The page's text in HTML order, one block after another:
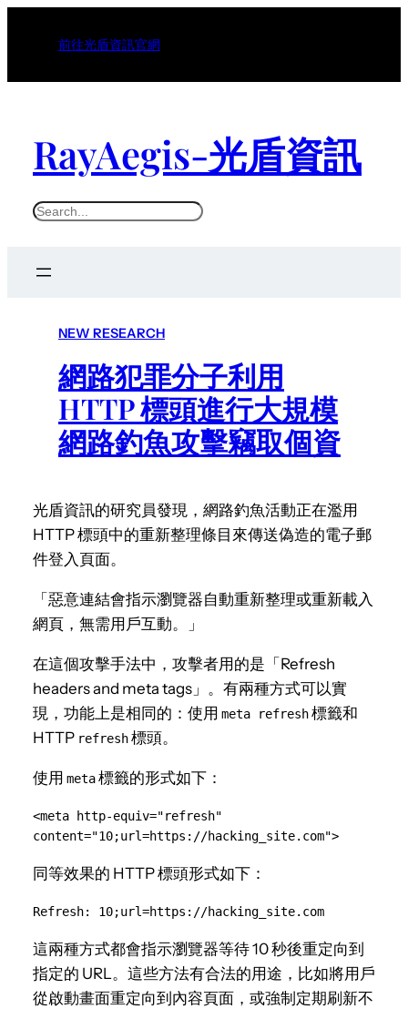
前往光盾資訊官網
RayAegis-光盾資訊
S
NEW RESEARCH
網路犯罪分子利用
HTTP 標頭進行大規模
網路釣魚攻擊竊取個資
光盾資訊的研究員發現，網路釣魚活動正在濫用
HTTP 標頭中的重新整理條目來傳送偽造的電子郵
件登入頁面。
「惡意連結會指示瀏覽器自動重新整理或重新載入
網頁，無需用戶互動。」
在這個攻擊手法中，攻擊者用的是「Refresh
headers and meta tags」。有兩種方式可以實
現，功能上是相同的：使用 meta refresh標籤和
HTTP refresh標頭。
使用 meta標籤的形式如下：
<meta http-equiv="refresh"
content="10;url=https://hacking_site.com">
同等效果的 HTTP 標頭形式如下：
Refresh: 10;url=https://hacking_site.com
這兩種方式都會指示瀏覽器等待 10 秒後重定向到
指定的 URL。這些方法有合法的用途，比如將用戶
從啟動畫面重定向到內容頁面，或強制定期刷新不